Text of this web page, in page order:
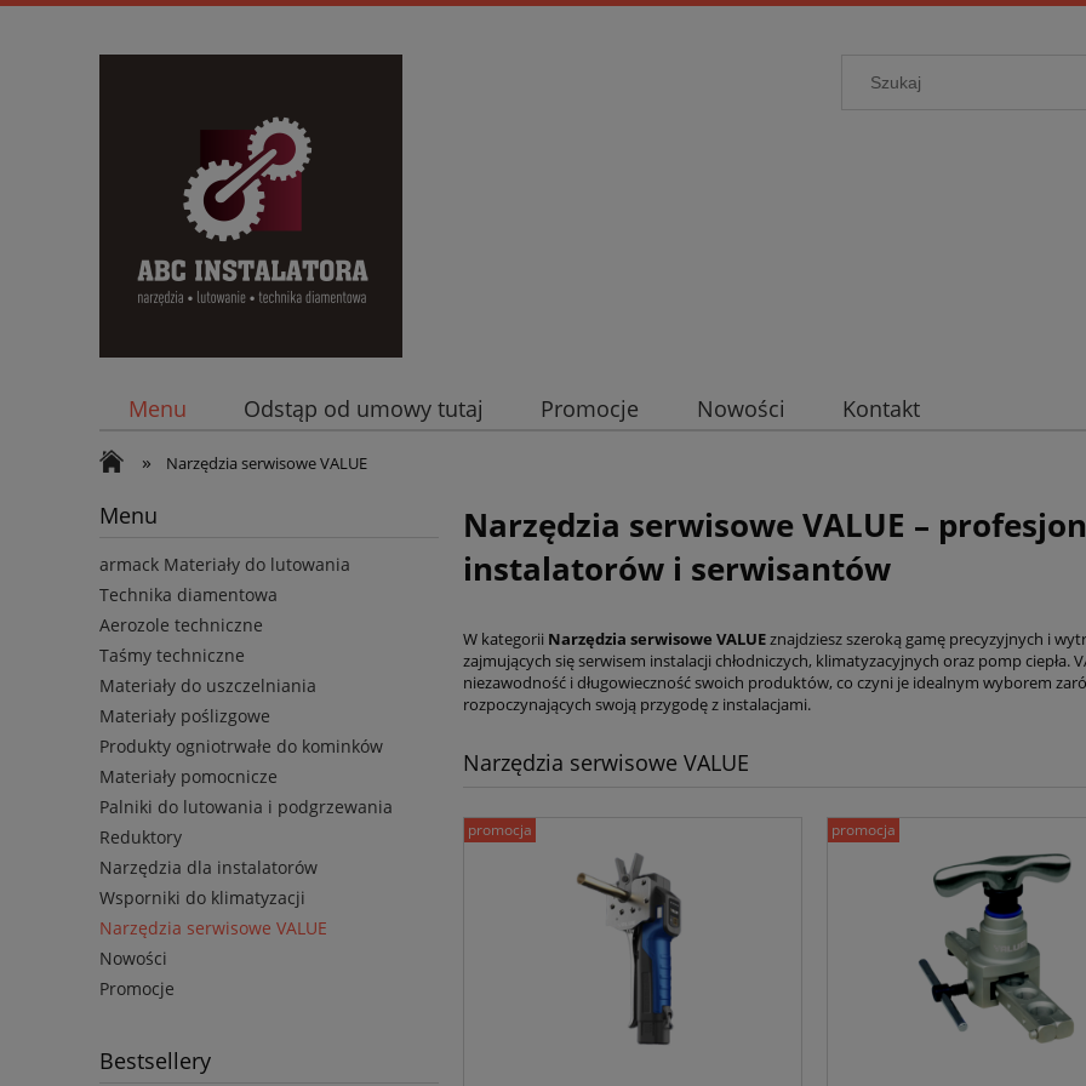
Menu Odstąp od umowy tutaj Promocje Nowości Kontakt
» Narzędzia serwisowe VALUE
Menu
armack Materiały do lutowania
Technika diamentowa
Aerozole techniczne
Taśmy techniczne
Materiały do uszczelniania
Materiały poślizgowe
Produkty ogniotrwałe do kominków
Materiały pomocnicze
Palniki do lutowania i podgrzewania
Reduktory
Narzędzia dla instalatorów
Wsporniki do klimatyzacji
Narzędzia serwisowe VALUE
Nowości
Promocje
Bestsellery
Narzędzia serwisowe VALUE –
instalatorów i serwisantów
W kategorii Narzędzia serwisowe VALUEznajdziesz szeroką gamę precyzyjnych i
zajmujących się serwisem instalacji chłodniczych, klimatyzacyjnych oraz pomp
niezawodność i długowieczność swoich produktów, co czyni je idealnym wyborem
rozpoczynających swoją przygodę z instalacjami.
Narzędzia serwisowe VALUE
promocja promocja